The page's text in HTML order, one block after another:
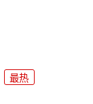
最热